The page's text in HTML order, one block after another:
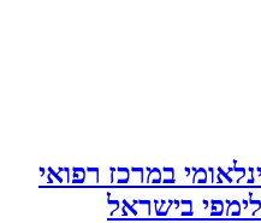
במרכז רפואי
בישראל